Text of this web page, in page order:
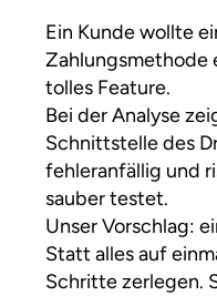
Ein Kunde wollte
Zahlungsmethode
tolles Feature.
Bei der Analyse
Schnittstelle des
fehleranfällig und
sauber testet.
Unser Vorschlag:
Statt alles auf
Schritte zerlegen.